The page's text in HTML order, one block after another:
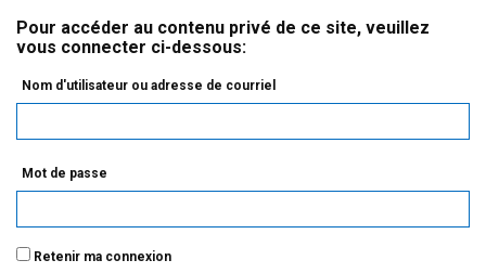
Pour accéder au contenu privé de ce site, veuillez
vous connecter ci-dessous:
Nom d'utilisateur ou adresse de courriel
Mot de passe
Retenir ma connexion